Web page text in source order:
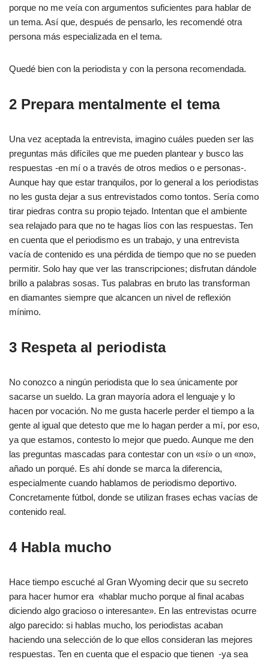
porque no me veía con argumentos suficientes para hablar de
un tema. Así que, después de pensarlo, les recomendé otra
persona más especializada en el tema.
Quedé bien con la periodista y con la persona recomendada.
2 Prepara mentalmente el tema
Una vez aceptada la entrevista, imagino cuáles pueden ser las
preguntas más difíciles que me pueden plantear y busco las
respuestas -en mí o a través de otros medios o e personas-.
Aunque hay que estar tranquilos, por lo general a los periodistas
no les gusta dejar a sus entrevistados como tontos. Sería como
tirar piedras contra su propio tejado. Intentan que el ambiente
sea relajado para que no te hagas líos con las respuestas. Ten
en cuenta que el periodismo es un trabajo, y una entrevista
vacía de contenido es una pérdida de tiempo que no se pueden
permitir. Solo hay que ver las transcripciones; disfrutan dándole
brillo a palabras sosas. Tus palabras en bruto las transforman
en diamantes siempre que alcancen un nivel de reflexión
mínimo.
3 Respeta al periodista
No conozco a ningún periodista que lo sea únicamente por
sacarse un sueldo. La gran mayoría adora el lenguaje y lo
hacen por vocación. No me gusta hacerle perder el tiempo a la
gente al igual que detesto que me lo hagan perder a mí, por eso,
ya que estamos, contesto lo mejor que puedo. Aunque me den
las preguntas mascadas para contestar con un «sí» o un «no»,
añado un porqué. Es ahí donde se marca la diferencia,
especialmente cuando hablamos de periodismo deportivo.
Concretamente fútbol, donde se utilizan frases echas vacías de
contenido real.
4 Habla mucho
Hace tiempo escuché al Gran Wyoming decir que su secreto
para hacer humor era «hablar mucho porque al final acabas
diciendo algo gracioso o interesante». En las entrevistas ocurre
algo parecido: si hablas mucho, los periodistas acaban
haciendo una selección de lo que ellos consideran las mejores
respuestas. Ten en cuenta que el espacio que tienen -ya sea